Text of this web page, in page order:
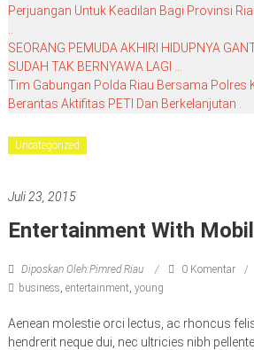
Perjuangan Untuk Keadilan Bagi Provinsi
SEORANG PEMUDA AKHIRI HIDUPNYA
SUDAH TAK BERNYAWA LAGI …
Tim Gabungan Polda Riau Bersama Polres
Berantas Aktifitas PETI Dan Berkelanjutan .
Uncategorized
Juli 23, 2015
Entertainment With
Diposkan Oleh:Pimred Riau
0 Komentar
business entertainment young
Aenean molestie orci lectus, ac rhoncus
hendrerit neque dui, nec ultricies nibh